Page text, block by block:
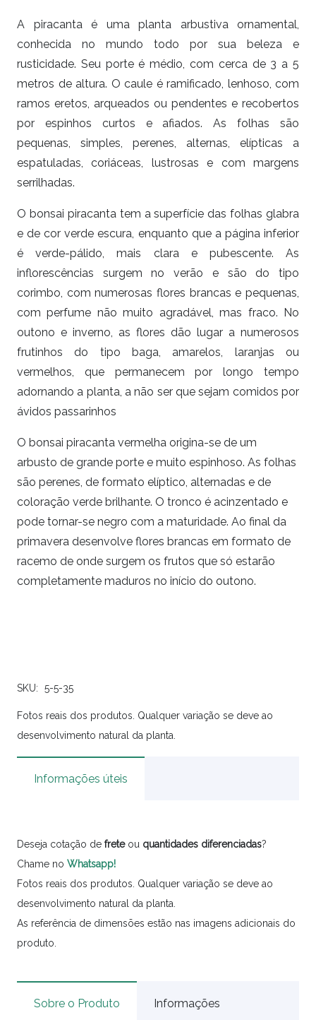
A piracanta é uma planta arbustiva ornamental,
conhecida no mundo todo por sua beleza e
rusticidade. Seu porte é médio, com cerca de 3 a 5
metros de altura. O caule é ramificado, lenhoso, com
ramos eretos, arqueados ou pendentes e recobertos
por espinhos curtos e afiados. As folhas são
pequenas, simples, perenes, alternas, elípticas a
espatuladas, coriáceas, lustrosas e com margens
serrilhadas.
O bonsai piracanta tem a superfície das folhas glabra
e de cor verde escura, enquanto que a página inferior
é verde-pálido, mais clara e pubescente. As
inflorescências surgem no verão e são do tipo
corimbo, com numerosas flores brancas e pequenas,
com perfume não muito agradável, mas fraco. No
outono e inverno, as flores dão lugar a numerosos
frutinhos do tipo baga, amarelos, laranjas ou
vermelhos, que permanecem por longo tempo
adornando a planta, a não ser que sejam comidos por
ávidos passarinhos
O bonsai piracanta vermelha origina-se de um
arbusto de grande porte e muito espinhoso. As folhas
são perenes, de formato elíptico, alternadas e de
coloração verde brilhante. O tronco é acinzentado e
pode tornar-se negro com a maturidade. Ao final da
primavera desenvolve flores brancas em formato de
racemo de onde surgem os frutos que só estarão
completamente maduros no início do outono.
SKU: 5-5-35
Fotos reais dos produtos. Qualquer variação se deve ao
desenvolvimento natural da planta.
Informações úteis
Deseja cotação de freteou quantidades diferenciadas?
Chame no Whatsapp!
Fotos reais dos produtos. Qualquer variação se deve ao
desenvolvimento natural da planta.
As referência de dimensões estão nas imagens adicionais do
produto.
Sobre o Produto Informações